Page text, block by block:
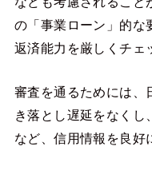
の「事業ローン」的な
返済能力を厳しくチェ
審査を通るためには、
き落とし遅延をなくし
など、信用情報を良好